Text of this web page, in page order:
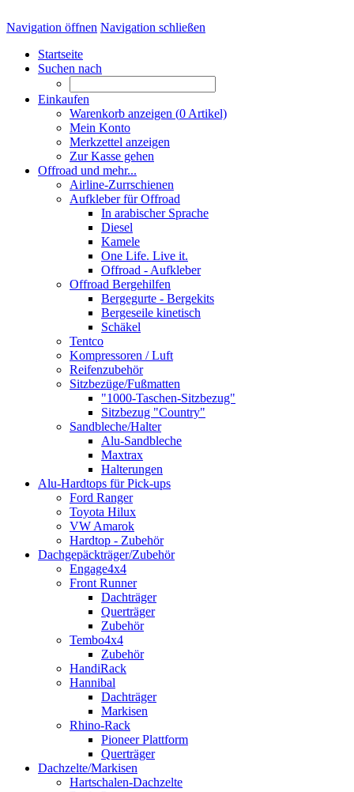
Navigation öffnen Navigation schließen
Startseite
Suchen nach
Einkaufen
Warenkorb anzeigen (0 Artikel)
Mein Konto
Merkzettel anzeigen
Zur Kasse gehen
Offroad und mehr...
Airline-Zurrschienen
Aufkleber für Offroad
In arabischer Sprache
Diesel
Kamele
One Life. Live it.
Offroad - Aufkleber
Offroad Bergehilfen
Bergegurte - Bergekits
Bergeseile kinetisch
Schäkel
Tentco
Kompressoren / Luft
Reifenzubehör
Sitzbezüge/Fußmatten
"1000-Taschen-Sitzbezug"
Sitzbezug "Country"
Sandbleche/Halter
Alu-Sandbleche
Maxtrax
Halterungen
Alu-Hardtops für Pick-ups
Ford Ranger
Toyota Hilux
VW Amarok
Hardtop - Zubehör
Dachgepäckträger/Zubehör
Engage4x4
Front Runner
Dachträger
Querträger
Zubehör
Tembo4x4
Zubehör
HandiRack
Hannibal
Dachträger
Markisen
Rhino-Rack
Pioneer Plattform
Querträger
Dachzelte/Markisen
Hartschalen-Dachzelte